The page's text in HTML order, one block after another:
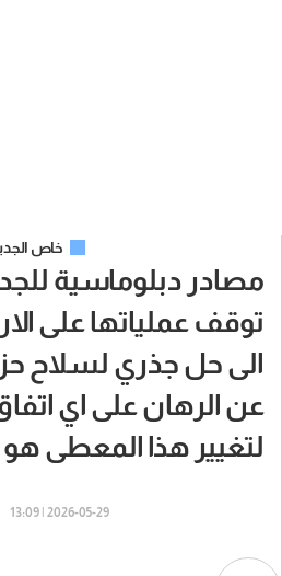
خاص
مصادر دبلوماسية
توقف عملياتها على
الى حل جذري لسلاح
عن الرهان على اي اتفاق
لتغيير هذا المعطى
2026-05-29 | 13:09